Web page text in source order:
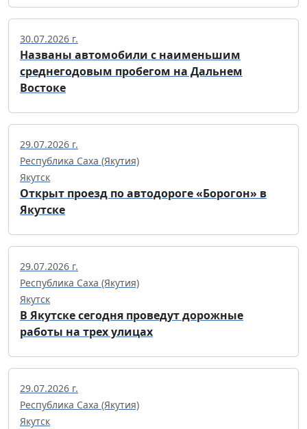
30.07.2026 г.
Названы автомобили с наименьшим
среднегодовым пробегом на Дальнем
Востоке
29.07.2026 г.
Республика Саха (Якутия)
Якутск
Открыт проезд по автодороге «Борогон» в
Якутске
29.07.2026 г.
Республика Саха (Якутия)
Якутск
В Якутске сегодня проведут дорожные
работы на трех улицах
29.07.2026 г.
Республика Саха (Якутия)
Якутск